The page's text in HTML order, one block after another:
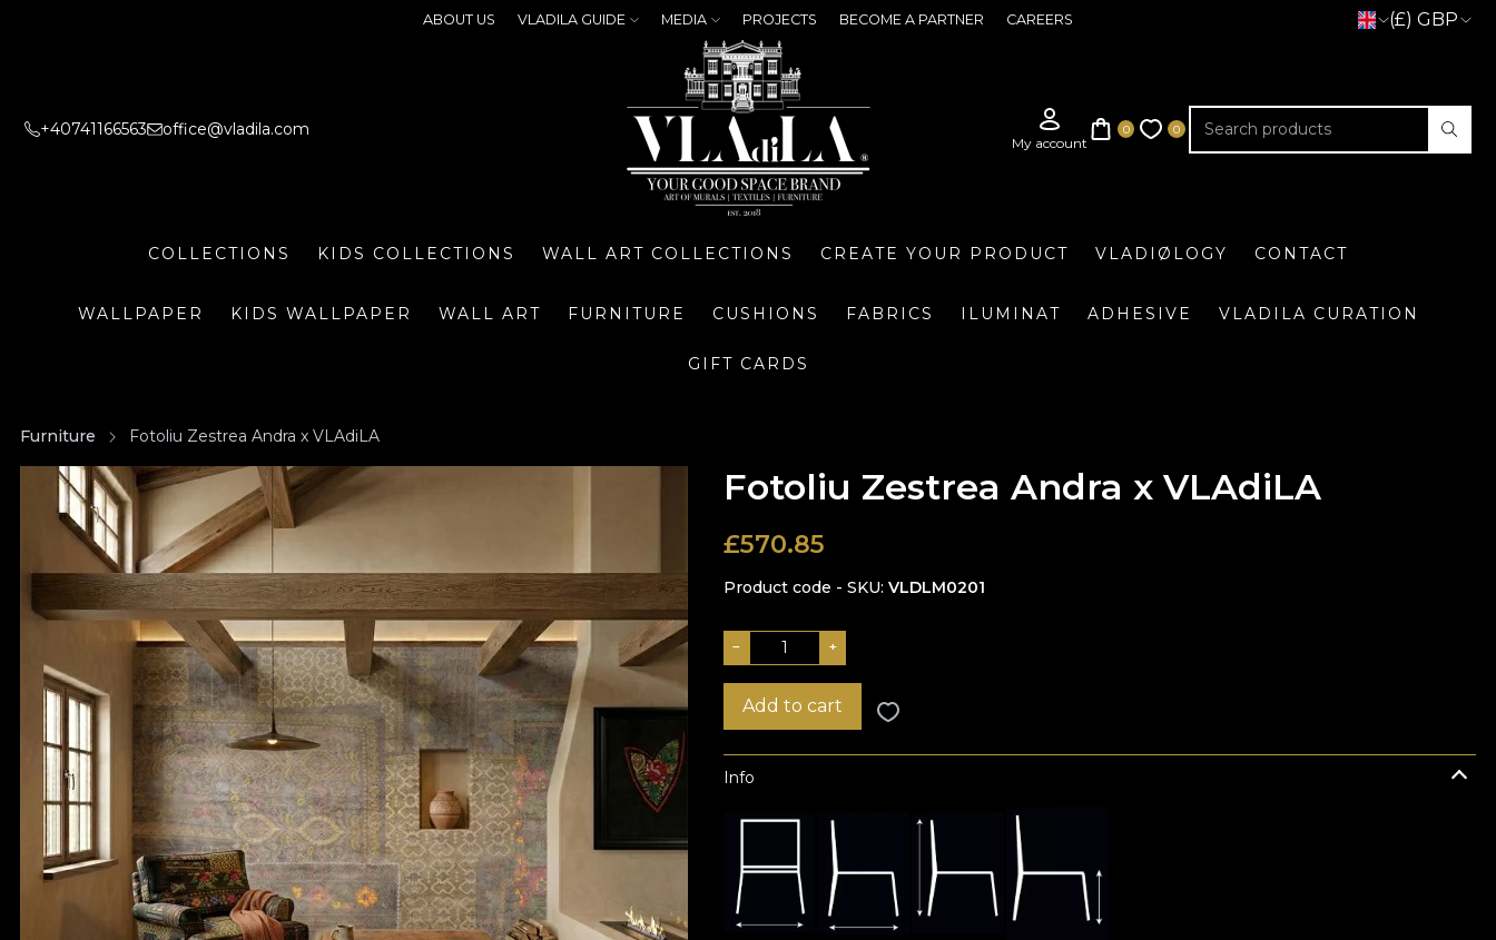
ABOUT US VLADILA GUIDE MEDIA PROJECTS BECOME A PARTNER CAREERS (£) GBP
+40741166563 office@vladila.com
COLLECTIONS KIDS COLLECTIONS WALL ART COLLECTIONS CREATE YOUR PRODUCT VLADIØLOGY CONTACT
WALLPAPER KIDS WALLPAPER WALL ART FURNITURE CUSHIONS FABRICS ILUMINAT ADHESIVE VLADILA CURATION
GIFT CARDS
Furniture Fotoliu Zestrea Andra x VLAdiLA
Fotoliu Zestrea Andra x VLAdiLA
£570.85
Product code - SKU VLDLM0201
− +
Add to cart
Info